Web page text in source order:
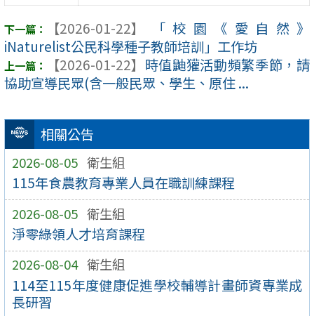
相關公告
2026-08-05 衛生組
115年食農教育專業人員在職訓練課程
2026-08-05 衛生組
淨零綠領人才培育課程
2026-08-04 衛生組
114至115年度健康促進學校輔導計畫師資專業成
長研習
【2026-01-22】
「校園《愛自然》
iNaturelist公民科學種子教師培訓」工作坊
【2026-01-22】 時值鼬獾活動頻繁季節，請
協助宣導民眾(含一般民眾、學生、原住 ...